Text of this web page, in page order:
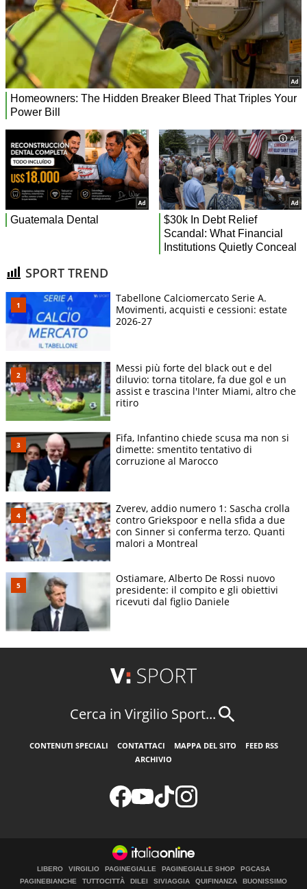
SPORT TREND
Tabellone Calciomercato Serie A.
Movimenti, acquisti e cessioni: estate
2026-27
Messi più forte del black out e del
diluvio: torna titolare, fa due gol e un
assist e trascina l'Inter Miami, altro che
ritiro
Fifa, Infantino chiede scusa ma non si
dimette: smentito tentativo di
corruzione al Marocco
Zverev, addio numero 1: Sascha crolla
contro Griekspoor e nella sfida a due
con Sinner si conferma terzo. Quanti
malori a Montreal
Ostiamare, Alberto De Rossi nuovo
presidente: il compito e gli obiettivi
ricevuti dal figlio Daniele
Cerca in Virgilio Sport...
CONTENUTI SPECIALI CONTATTACI MAPPA DEL SITO
FEED RSS
ARCHIVIO
LIBERO VIRGILIO PAGINEGIALLE PAGINEGIALLE SHOP
PGCASA
PAGINEBIANCHE
TUTTOCITTÀ DILEI SIVIAGGIA QUIFINANZA BUONISSIMO